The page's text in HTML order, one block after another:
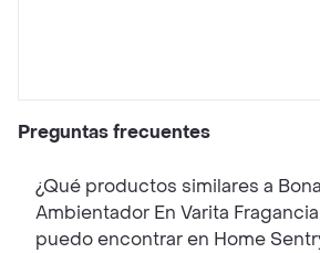
Preguntas frecuentes
¿Qué productos similares a
Ambientador En Varita
puedo encontrar en Home